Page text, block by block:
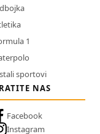
1
sportovi
NAS
Facebook
Instagram